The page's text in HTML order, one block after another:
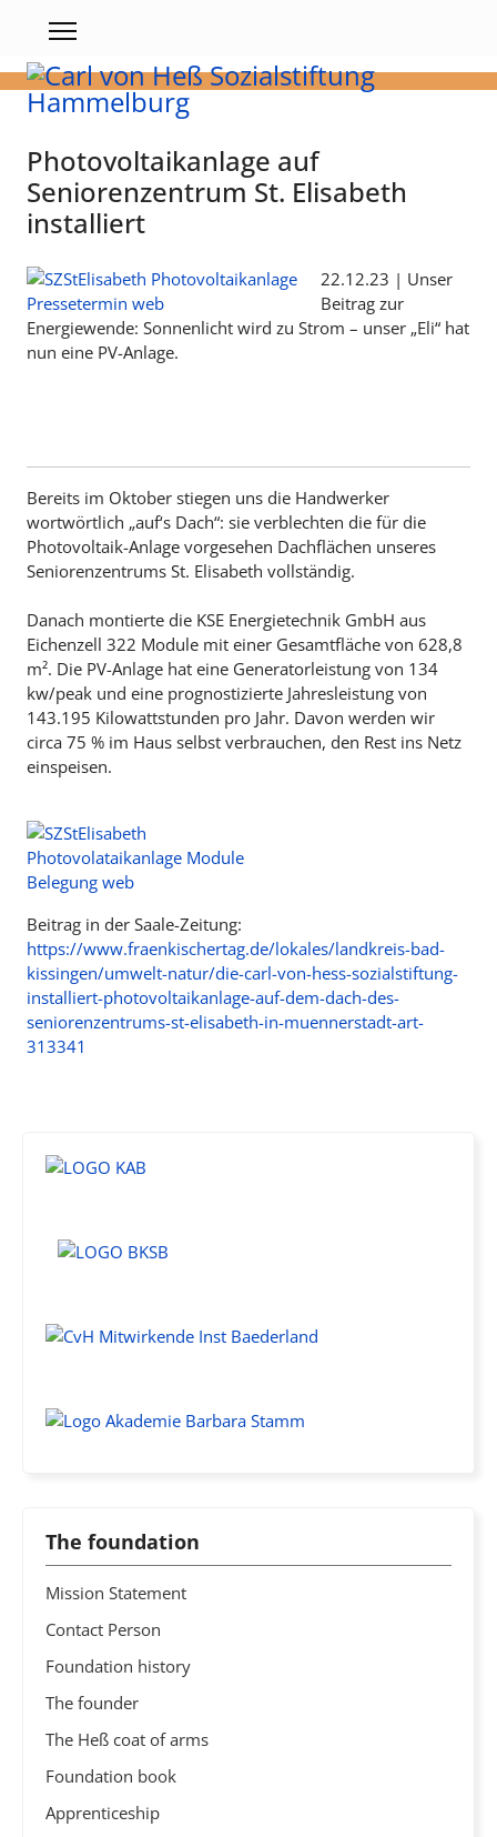
Photovoltaikanlage auf
Seniorenzentrum St. Elisabeth
installiert
22.12.23 | Unser
Beitrag zur
Energiewende: Sonnenlicht wird zu Strom – unser „Eli“ hat
nun eine PV-Anlage.
Bereits im Oktober stiegen uns die Handwerker
wortwörtlich „auf‘s Dach“: sie verblechten die für die
Photovoltaik-Anlage vorgesehen Dachflächen unseres
Seniorenzentrums St. Elisabeth vollständig.
Danach montierte die KSE Energietechnik GmbH aus
Eichenzell 322 Module mit einer Gesamtfläche von 628,8
m². Die PV-Anlage hat eine Generatorleistung von 134
kw/peak und eine prognostizierte Jahresleistung von
143.195 Kilowattstunden pro Jahr. Davon werden wir
circa 75 % im Haus selbst verbrauchen, den Rest ins Netz
einspeisen.
Beitrag in der Saale-Zeitung:
https://www.fraenkischertag.de/lokales/landkreis-bad-
kissingen/umwelt-natur/die-carl-von-hess-sozialstiftung-
installiert-photovoltaikanlage-auf-dem-dach-des-
seniorenzentrums-st-elisabeth-in-muennerstadt-art-
313341
The foundation
Mission Statement
Contact Person
Foundation history
The founder
The Heß coat of arms
Foundation book
Apprenticeship